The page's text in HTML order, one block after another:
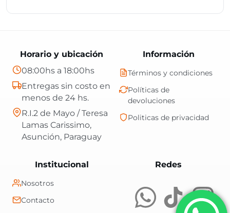
RedesCentral Shop es
Información
Términos y condiciones
Políticas de
devoluciones
Politicas de privacidad
Institucional
Nosotros
Contacto
Horario y ubicación
08:00hs a 18:00hs
Entregas sin costo en
menos de 24 hs.
R.I.2 de Mayo / Teresa
Lamas Carissimo,
Asunción, Paraguay